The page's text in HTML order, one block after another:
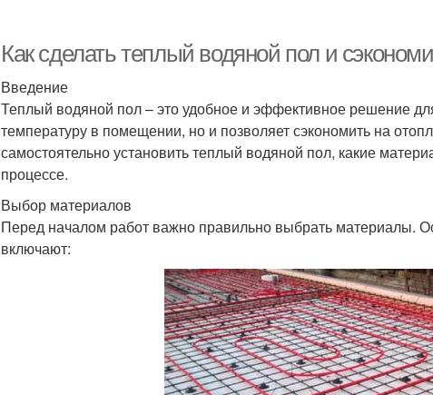
Как сделать теплый водяной пол и
Введение
Теплый водяной пол – это удобное и эффективное решение
температуру в помещении, но и позволяет сэкономить на
самостоятельно установить теплый водяной пол, какие
процессе.
Выбор материалов
Перед началом работ важно правильно выбрать материалы.
включают: